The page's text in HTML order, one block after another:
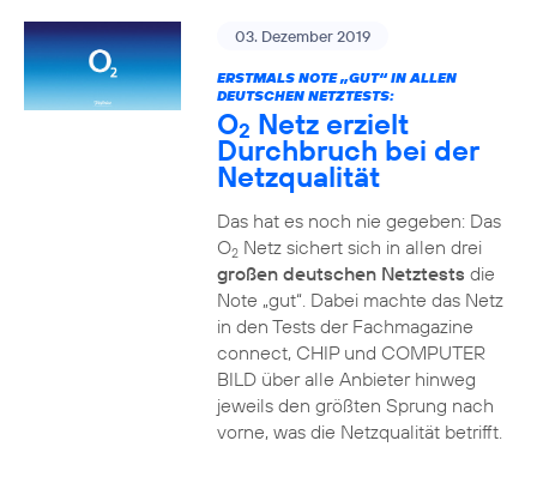
03. Dezember 2019
ERSTMALS NOTE „GUT“ IN ALLEN
DEUTSCHEN NETZTESTS:
O2 Netz erzielt
Durchbruch bei der
Netzqualität
Das hat es noch nie gegeben: Das
O2Netz sichert sich in allen drei
großen deutschen Netztests die
Note „gut“. Dabei machte das Netz
in den Tests der Fachmagazine
connect, CHIP und COMPUTER
BILD über alle Anbieter hinweg
jeweils den größten Sprung nach
vorne, was die Netzqualität betrifft.